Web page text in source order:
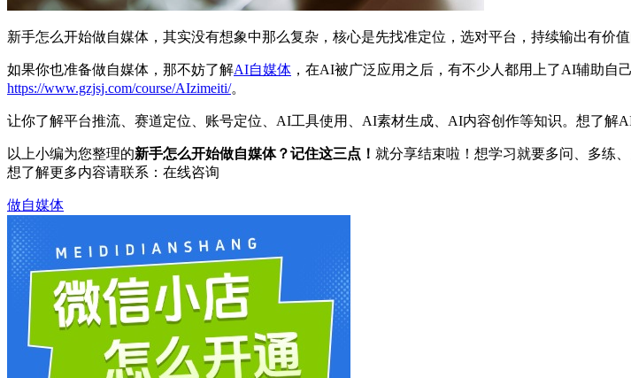
新手怎么开始做自媒体，其实没有想象中那么复杂，核心是先找准定位，选对平台，持续输出有价
如果你也准备做自媒体，那不妨了解AI自媒体 ，在AI被广泛应用之后，有不少人都用上了AI辅助自
https://www.gzjsj.com/course/AIzimeiti/。
让你了解平台推流、赛道定位、账号定位、AI工具使用、AI素材生成、AI内容创作等知识。想了解
以上小编为您整理的新手怎么开始做自媒体？记住这三点！ 就分享结束啦！想学习就要多问、多练
想了解更多内容请联系： 在线咨询
做自媒体